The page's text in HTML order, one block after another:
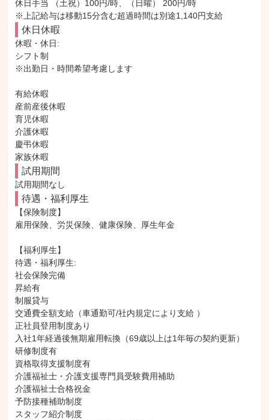
休日手当 （土祝）100円/時、（日曜） 200円/時
※上記給与は移動15分含む超過時間は別途1,140円支給
休日休暇
休暇・休日:
シフト制
※出勤日・時間希望考慮します
有給休暇
産前産後休暇
育児休暇
介護休暇
慶弔休暇
家族休暇
試用期間
試用期間なし
待遇・福利厚生
【保険制度】
雇用保険、労災保険、健康保険、厚生年金
【福利厚生】
待遇・福利厚生:
社会保険完備
昇給有
制服貸与
交通費全額支給（車通勤可/社内規定により支給 ）
正社員登用制度あり
入社1年経過後無期雇用転換（69歳以上は1年毎の契約更新）
研修制度有
資格取得支援制度有
介護福祉士・介護支援専門員受験費用補助
介護福祉士合格祝金
予防接種補助制度
スタッフ紹介制度